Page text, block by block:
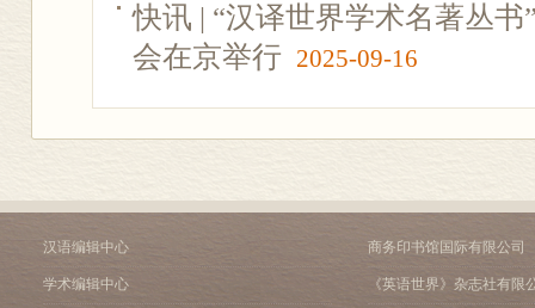
快讯 | “汉译世界学术名著丛
会在京举行 2025-09-16
汉语编辑中心
学术编辑中心
商务印书馆国际有限公司
《英语世界》杂志社有限